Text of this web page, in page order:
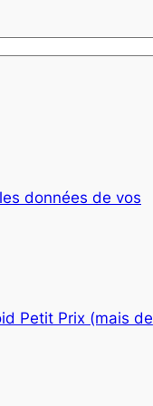
données de vos
Petit Prix (mais de